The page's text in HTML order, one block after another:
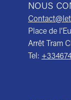
NOUS
Place de
Arrêt Tram
Tel: